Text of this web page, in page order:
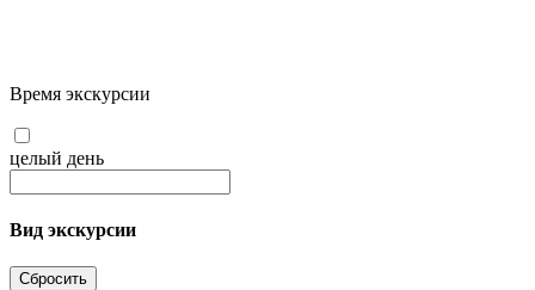
Время экскурсии
целый день
Вид экскурсии
Сбросить